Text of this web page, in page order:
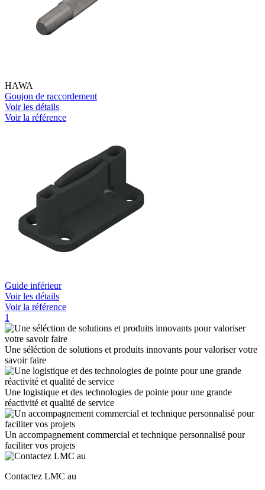
HAWA
Goujon de raccordement
Voir les détails
Voir la référence
Guide inférieur
Voir les détails
Voir la référence
1
Une séléction de solutions et produits innovants pour valoriser votre
savoir faire
Une logistique et des technologies de pointe pour une grande
réactivité et qualité de service
Un accompagnement commercial et technique personnalisé pour
faciliter vos projets
Contactez LMC au